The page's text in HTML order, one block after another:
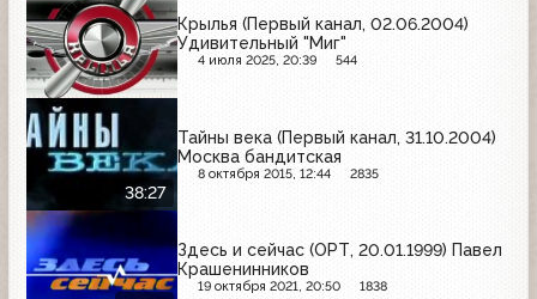
Крылья (Первый канал, 02.06.2004)
Удивительный "Миг"
4 июля 2025, 20:39 544
38:27
Тайны века (Первый канал, 31.10.2004)
Москва бандитская
8 октября 2015, 12:44 2835
Здесь и сейчас (ОРТ, 20.01.1999) Павел
Крашенинников
19 октября 2021, 20:50 1838